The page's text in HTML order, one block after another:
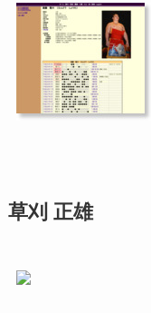
草刈 正雄